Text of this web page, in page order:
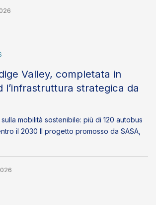
Valley, completata in
l’infrastruttura strategica da
sulla mobilità sostenibile: più di 120 autobus
il 2030 Il progetto promosso da SASA,